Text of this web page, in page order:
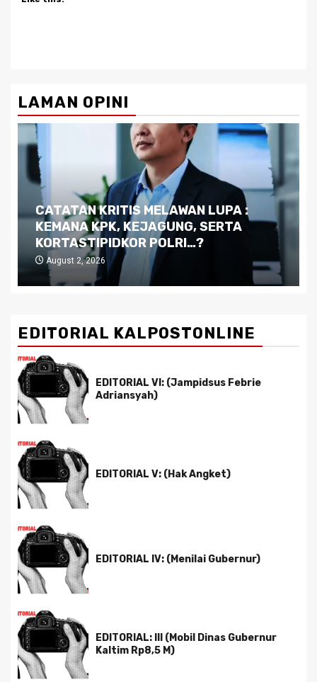
LAMAN OPINI
Dilema Kaltim di Tengah Krisis:
Kutukan Sumber Daya Alam dan
Pemimpin yang Tak Kreatif
July 29, 2026
EDITORIAL KALPOSTONLINE
EDITORIAL VI: (Jampidsus Febrie
Adriansyah)
EDITORIAL V: (Hak Angket)
EDITORIAL IV: (Menilai Gubernur)
EDITORIAL: III (Mobil Dinas Gubernur
Kaltim Rp8,5 M)